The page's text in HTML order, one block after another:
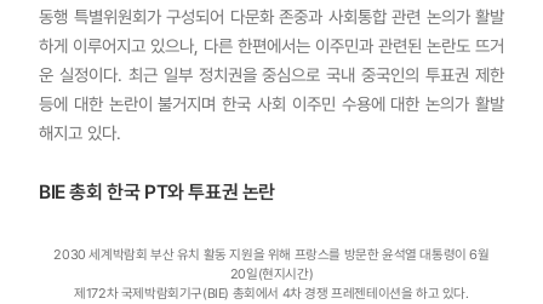
동행 특별위원회가 구성되어 다문화 존중과 사회통합 관련 논의가 활발
하게 이루어지고 있으나, 다른 한편에서는 이주민과 관련된 논란도 뜨거
운 실정이다. 최근 일부 정치권을 중심으로 국내 중국인의 투표권 제한
등에 대한 논란이 불거지며 한국 사회 이주민 수용에 대한 논의가 활발
해지고 있다.
BIE 총회 한국 PT와 투표권 논란
2030 세계박람회 부산 유치 활동 지원을 위해 프랑스를 방문한 윤석열 대통령이 6월
20일(현지시간)
제172차 국제박람회기구(BIE) 총회에서 4차 경쟁 프레젠테이션을 하고 있다.